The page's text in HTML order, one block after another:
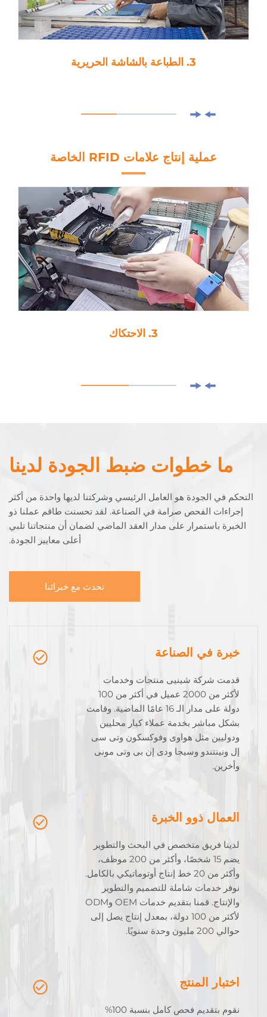
3. الطباعة بالشاشة الحريرية
عملية إنتاج علامات RFID الخاصة
3. الاحتكاك
ما خطوات ضبط الجودة لدينا
التحكم في الجودة هو العامل الرئيسي وشركتنا لديها واحدة من أكثر
إجراءات الفحص صرامة في الصناعة. لقد تحسنت طاقم عملنا ذو
الخبرة باستمرار على مدار العقد الماضي لضمان أن منتجاتنا تلبي
أعلى معايير الجودة.
تحدث مع خبرائنا
خبرة في الصناعة
قدمت شركة شينيى منتجات وخدمات
لأكثر من 2000 عميل في أكثر من 100
دولة على مدار الـ 16 عامًا الماضية. وقامت
بشكل مباشر بخدمة عملاء كبار محليين
ودوليين مثل هواوى وفوكسكون وتى سى
إل ونينتندو وسيجا ودى إن بى وتى مونى
وأخرين.
العمال ذوو الخبرة
لدينا فريق متخصص في البحث والتطوير
يضم 15 شخصًا، وأكثر من 200 موظف،
وأكثر من 20 خط إنتاج أوتوماتيكي بالكامل.
نوفر خدمات شاملة للتصميم والتطوير
والإنتاج. قمنا بتقديم خدمات OEM وODM
لأكثر من 100 دولة، بمعدل إنتاج يصل إلى
حوالي 200 مليون وحدة سنويًا.
اختبار المنتج
نقوم بتقديم فحص كامل بنسبة 100%